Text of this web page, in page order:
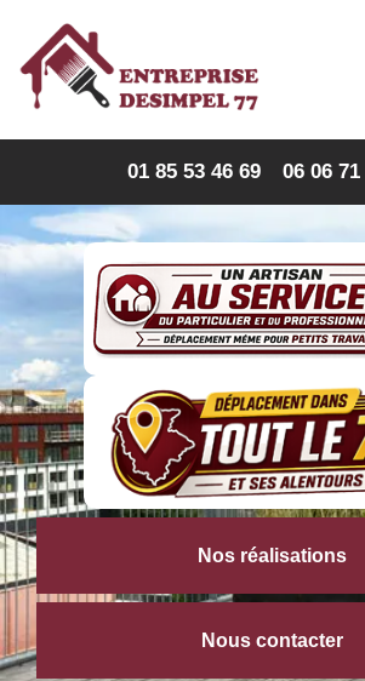
01 85 53 46 69 06 06
Nos réalisations
Nous contacter